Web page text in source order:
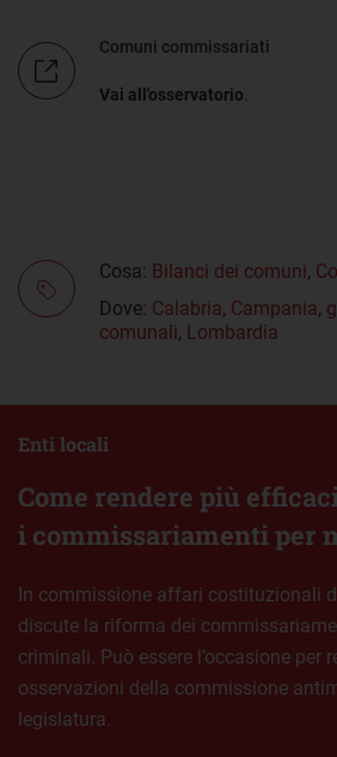
Comuni commissariati
Vai all'osservatorio
Cosa: Bilanci dei comuni,
Dove: Calabria, Campania,
comunali, Lombardia
Come rendere più
i commissariamenti per
Enti locali
In commissione affari costituzionali
discute la riforma dei
criminali. Può essere l’occasione per
osservazioni della commissione
legislatura.